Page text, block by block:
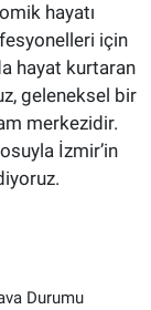
hayatı
için
hayat kurtaran
geleneksel bir
merkezidir.
İzmir’in
Durumu